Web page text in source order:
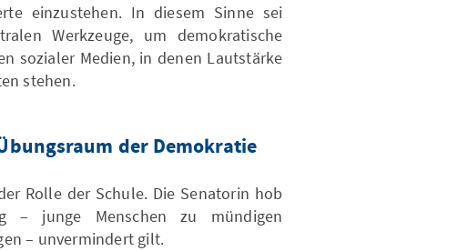
einzustehen. In diesem Sinne sei
Werkzeuge, um demokratische
sozialer Medien, in denen Lautstärke
stehen.
der Demokratie
Rolle der Schule. Die Senatorin hob
– junge Menschen zu mündigen
– unvermindert gilt.